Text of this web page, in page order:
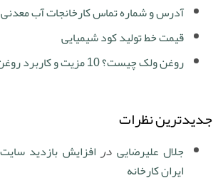
آدرس و شماره تماس کارخانجات آب معدنی
قیمت خط تولید کود شیمیایی
روغن ولک چیست؟ 10 مزیت و کاربرد روغن ولک در کشاورزی
جدیدترین نظرات
جلال علیرضایی درافزایش بازدید
ایران کارخانه